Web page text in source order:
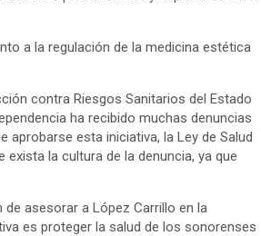
a la regulación de la medicina estética
contra Riesgos Sanitarios del Estado
ha recibido muchas denuncias
esta iniciativa, la Ley de Salud
la cultura de la denuncia, ya que
de asesorar a López Carrillo en la
es proteger la salud de los sonorenses